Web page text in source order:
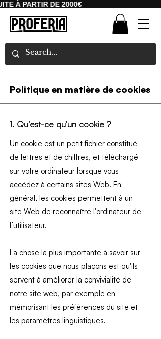
À PARTIR DE 2000€
Politique en matière de cookies
1. Qu'est-ce qu'un cookie ?
Un cookie est un petit fichier constitué
de lettres et de chiffres, et téléchargé
sur votre ordinateur lorsque vous
accédez à certains sites Web. En
général, les cookies permettent à un
site Web de reconnaître l'ordinateur de
l’utilisateur.
La chose la plus importante à savoir sur
les cookies que nous plaçons est qu'ils
servent à améliorer la convivialité de
notre site web, par exemple en
mémorisant les préférences du site et
les paramètres linguistiques.